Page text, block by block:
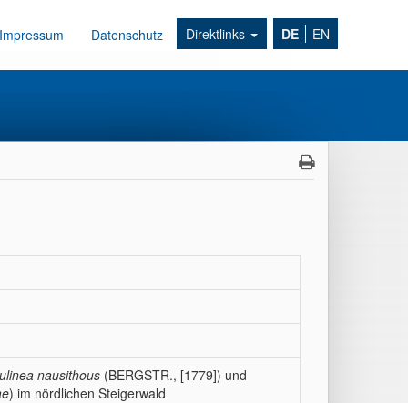
Impressum Datenschutz Direktlinks DE EN
nausithous (BERGSTR., [1779]) und
) im nördlichen Steigerwald